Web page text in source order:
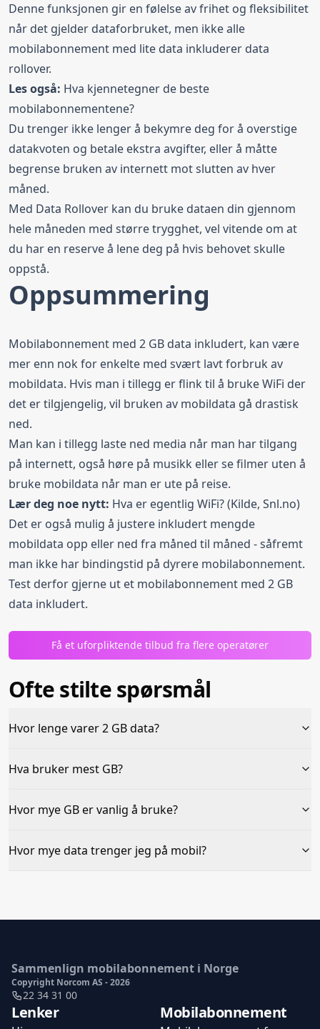
Denne funksjonen gir en følelse av frihet og fleksibilitet
når det gjelder dataforbruket, men ikke alle
mobilabonnement med lite data inkluderer data
rollover.
Les også: Hva kjennetegner de beste
mobilabonnementene?
Du trenger ikke lenger å bekymre deg for å overstige
datakvoten og betale ekstra avgifter, eller å måtte
begrense bruken av internett mot slutten av hver
måned.
Med Data Rollover kan du bruke dataen din gjennom
hele måneden med større trygghet, vel vitende om at
du har en reserve å lene deg på hvis behovet skulle
oppstå.
Oppsummering
Mobilabonnement med 2 GB data inkludert, kan være
mer enn nok for enkelte med svært lavt forbruk av
mobildata. Hvis man i tillegg er flink til å bruke WiFi der
det er tilgjengelig, vil bruken av mobildata gå drastisk
ned.
Man kan i tillegg laste ned media når man har tilgang
på internett, også høre på musikk eller se filmer uten å
bruke mobildata når man er ute på reise.
Lær deg noe nytt: Hva er egentlig WiFi?(Kilde, Snl.no)
Det er også mulig å justere inkludert mengde
mobildata opp eller ned fra måned til måned - såfremt
man ikke har bindingstid på dyrere mobilabonnement.
Test derfor gjerne ut et mobilabonnement med 2 GB
data inkludert.
Få et uforpliktende tilbud fra flere operatører
Ofte stilte spørsmål
Hvor lenge varer 2 GB data?
Hva bruker mest GB?
Hvor mye GB er vanlig å bruke?
Hvor mye data trenger jeg på mobil?
Sammenlign mobilabonnement i Norge
Copyright Norcom AS - 2026
22 34 31 00
Lenker Mobilabonnement